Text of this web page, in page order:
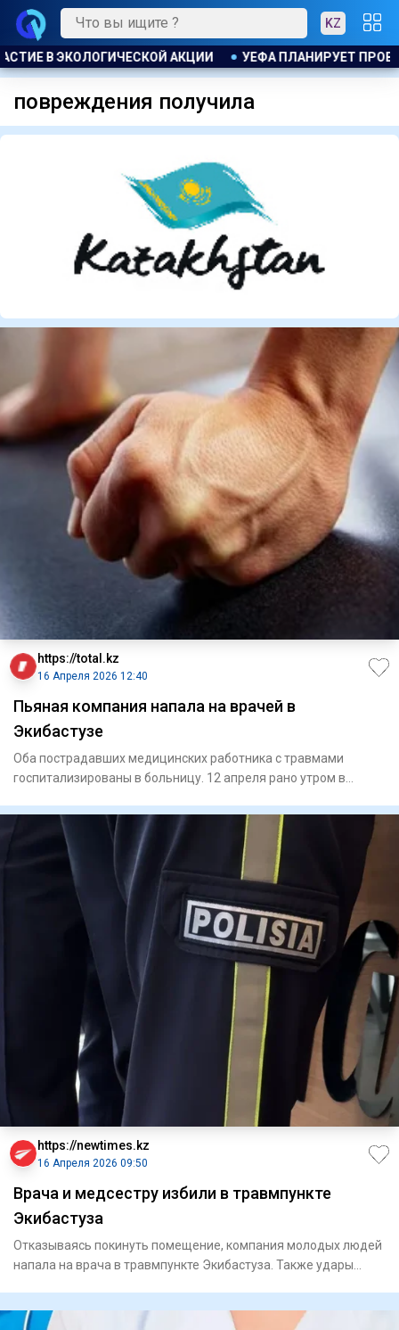
KZ
АКЦИИ УЕФА ПЛАНИРУЕТ ПРОВЕСТИ
повреждения получила
https://total.kz
16 Апреля 2026 12:40
Пьяная компания напала на врачей в
Экибастузе
Оба пострадавших медицинских работника с травмами
госпитализированы в больницу. 12 апреля рано утром в
https://newtimes.kz
16 Апреля 2026 09:50
Врача и медсестру избили в травмпункте
Экибастуза
Отказываясь покинуть помещение, компания молодых людей
напала на врача в травмпункте Экибастуза. Также удары